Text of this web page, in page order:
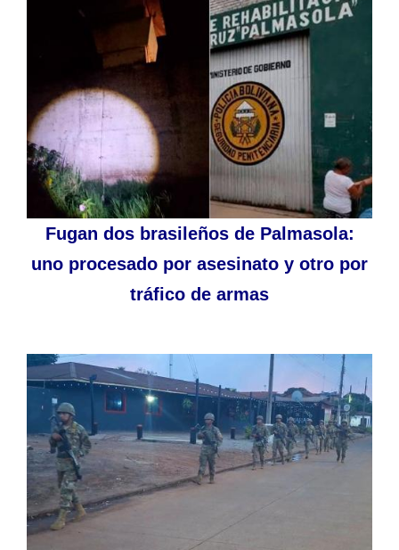
Fugan dos brasileños de Palmasola:
uno procesado por asesinato y otro por
tráfico de armas